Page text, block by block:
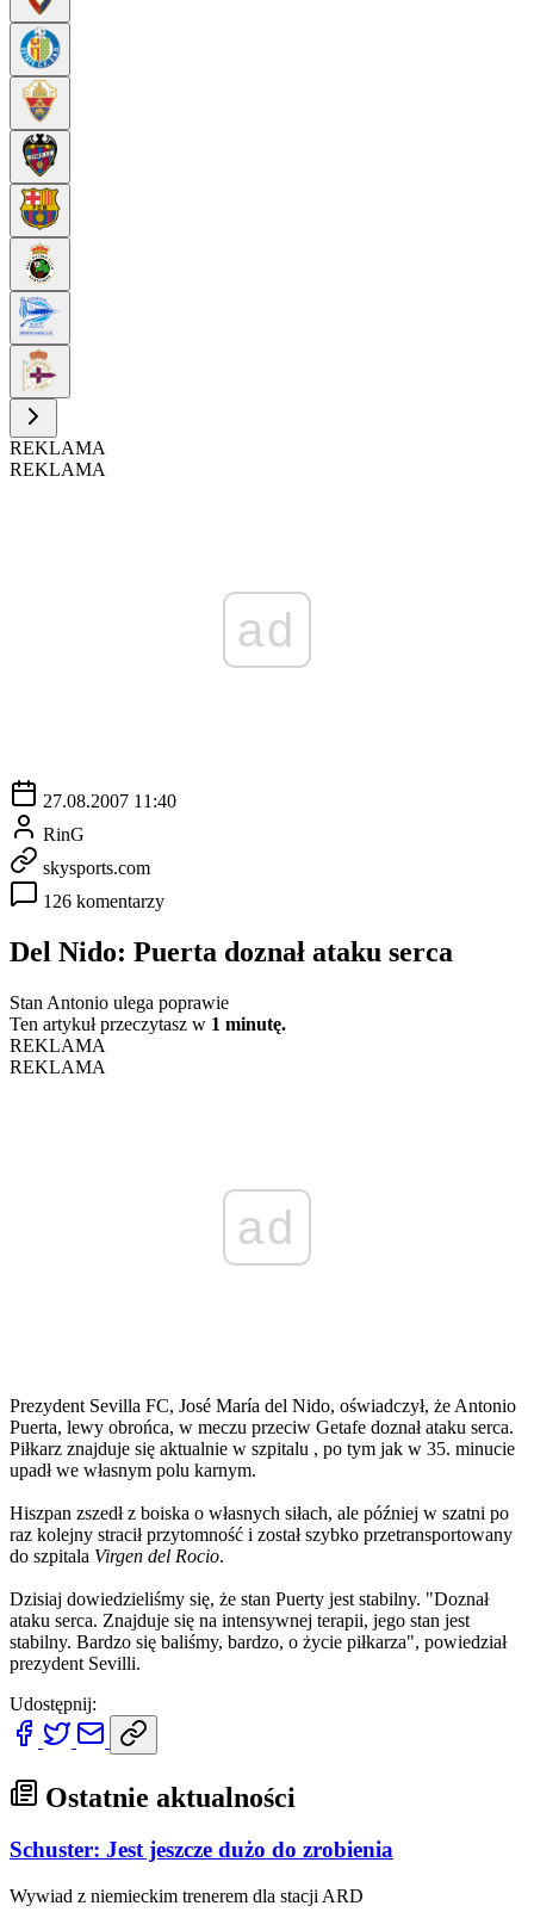
REKLAMA
REKLAMA
ad
27.08.2007 11:40
RinG
skysports.com
126 komentarzy
Del Nido: Puerta doznał ataku serca
Stan Antonio ulega poprawie
Ten artykuł przeczytasz w 1 minutę.
REKLAMA
REKLAMA
ad
Prezydent Sevilla FC, José María del Nido, oświadczył, że Antonio
Puerta, lewy obrońca, w meczu przeciw Getafe doznał ataku serca.
Piłkarz znajduje się aktualnie w szpitalu , po tym jak w 35. minucie
upadł we własnym polu karnym.
Hiszpan zszedł z boiska o własnych siłach, ale później w szatni po
raz kolejny stracił przytomność i został szybko przetransportowany
do szpitala Virgen del Rocio.
Dzisiaj dowiedzieliśmy się, że stan Puerty jest stabilny. "Doznał
ataku serca. Znajduje się na intensywnej terapii, jego stan jest
stabilny. Bardzo się baliśmy, bardzo, o życie piłkarza", powiedział
prezydent Sevilli.
Udostępnij:
Ostatnie aktualności
Schuster: Jest jeszcze dużo do zrobienia
Wywiad z niemieckim trenerem dla stacji ARD